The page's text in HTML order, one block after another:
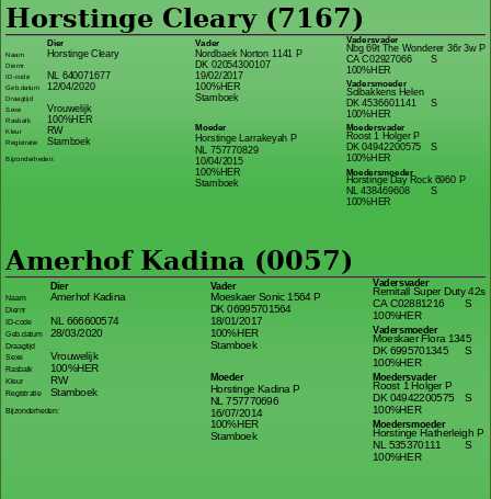
Horstinge Cleary (7167)
Naam
Diernr
ID-code
Geb.datum
Draagtijd
Sexe
Rasbalk
Kleur
Registratie
Bijzonderheden:
Horstinge Cleary
12/04/2020
Vrouwelijk
RW
100%HER
Stamboek
Dier Vader
19/02/2017
Stamboek
Vadersvader
Vadersmoeder
Moedersvader
Moedersmoeder
Horstinge Day Rock 6960 P
NL 438469608
DK 02054300107
Nordbaek Norton 1141 P
Moeder
Horstinge Larrakeyah P
NL 757770829
10/04/2015
100%HER
Stamboek
NL 640071677
100%HER
100%HER
100%HER
Nbg 69t The Wonderer 36r 3w P
Solbakkens Helen
Roost 1 Holger P
100%HER
100%HER
DK 04942200575
CA C02927066
DK 4536601141
S
S
S
S
Amerhof Kadina (0057)
Naam
Diernr
ID-code
Geb.datum
Draagtijd
Sexe
Rasbalk
Kleur
Registratie
Bijzonderheden:
Amerhof Kadina
28/03/2020
Vrouwelijk
RW
100%HER
Stamboek
Dier Vader
18/01/2017
Stamboek
Vadersvader
Vadersmoeder
Moedersvader
Moedersmoeder
Horstinge Hatherleigh P
NL 535370111
DK 06995701564
Moeskaer Sonic 1564 P
Moeder
Horstinge Kadina P
NL 757770696
16/07/2014
100%HER
Stamboek
NL 666600574
100%HER
100%HER
100%HER
Remitall Super Duty 42s
Moeskaer Flora 1345
Roost 1 Holger P
100%HER
100%HER
DK 04942200575
CA C02881216
DK 6995701345
S
S
S
S